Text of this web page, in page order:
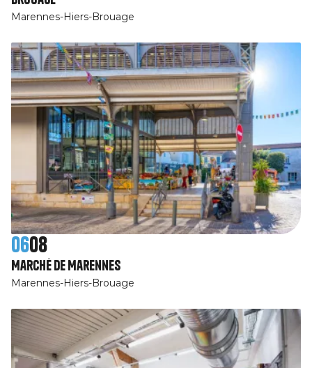
Marennes-Hiers-Brouage
0608
Marché de Marennes
Marennes-Hiers-Brouage